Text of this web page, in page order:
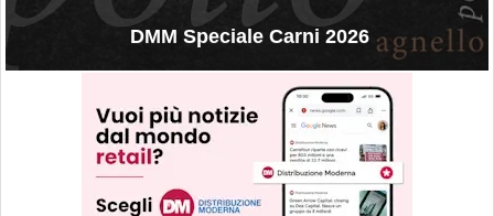
DMM Speciale Carni 2026